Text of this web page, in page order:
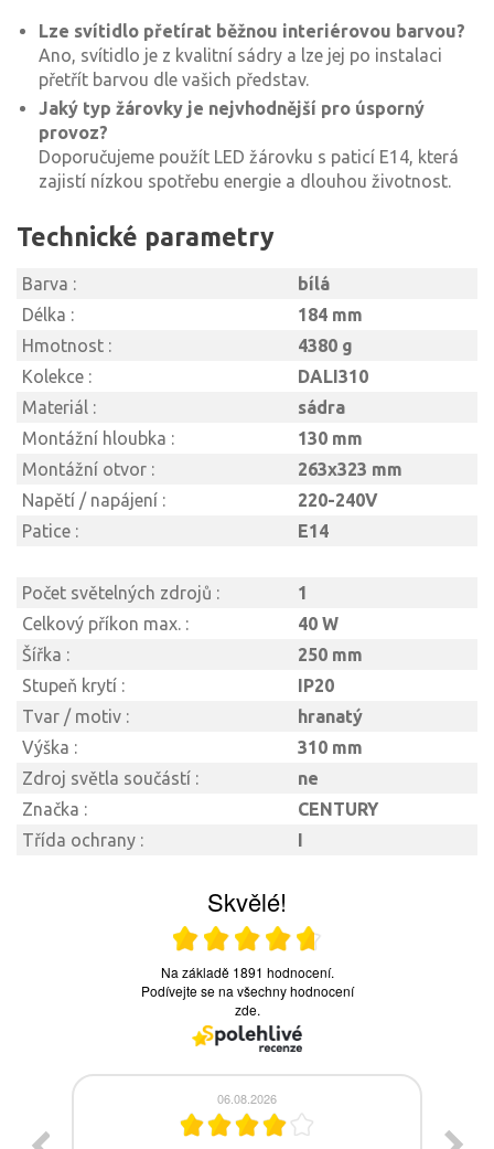
Lze svítidlo přetírat běžnou interiérovou barvou?
Ano, svítidlo je z kvalitní sádry a lze jej po instalaci
přetřít barvou dle vašich představ.
Jaký typ žárovky je nejvhodnější pro úsporný
provoz?
Doporučujeme použít LED žárovku s paticí E14, která
zajistí nízkou spotřebu energie a dlouhou životnost.
Technické parametry
Barva :
bílá
Délka :
184 mm
Hmotnost :
4380 g
Kolekce :
DALI310
Materiál :
sádra
Montážní hloubka :
130 mm
Montážní otvor :
263x323 mm
Napětí / napájení :
220-240V
Patice :
E14
Počet světelných zdrojů :
1
Celkový příkon max. :
40 W
Šířka :
250 mm
Stupeň krytí :
IP20
Tvar / motiv :
hranatý
Výška :
310 mm
Zdroj světla součástí :
ne
Značka :
CENTURY
Třída ochrany :
I